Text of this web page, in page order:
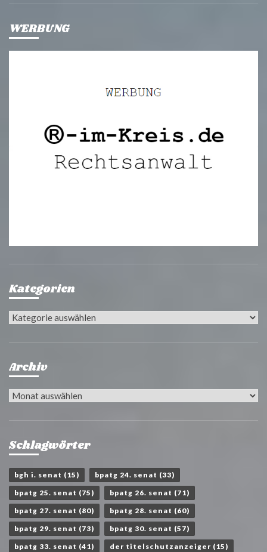
WERBUNG
Kategorien
Kategorien
Archiv
Archiv
Schlagwörter
bgh i. senat (15) bpatg 24. senat (33)
bpatg 25. senat (75) bpatg 26. senat (71)
bpatg 27. senat (80) bpatg 28. senat (60)
bpatg 29. senat (73) bpatg 30. senat (57)
bpatg 33. senat (41) der titelschutzanzeiger (15)